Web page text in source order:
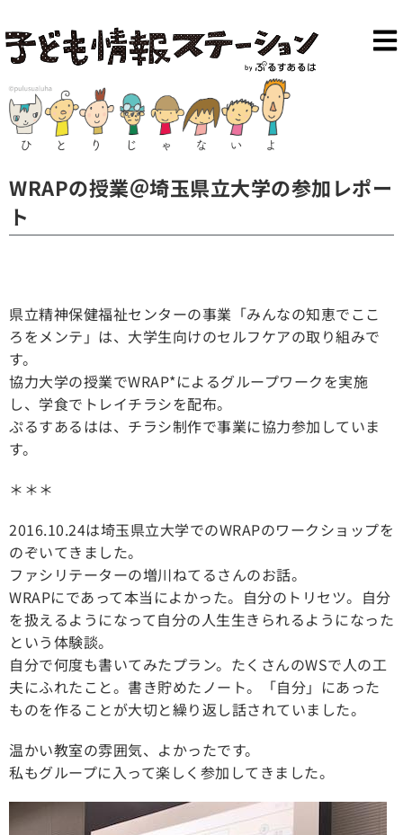
WRAPの授業＠埼玉県立大学の参加レポー
ト
県立精神保健福祉センターの事業「みんなの知恵でここ
ろをメンテ」は、大学生向けのセルフケアの取り組みで
す。
協力大学の授業でWRAP*によるグループワークを実施
し、学食でトレイチラシを配布。
ぷるすあるはは、チラシ制作で事業に協力参加していま
す。
＊＊＊
2016.10.24は埼玉県立大学でのWRAPのワークショップを
のぞいてきました。
ファシリテーターの増川ねてるさんのお話。
WRAPにであって本当によかった。自分のトリセツ。自分
を扱えるようになって自分の人生生きられるようになった
という体験談。
自分で何度も書いてみたプラン。たくさんのWSで人の工
夫にふれたこと。書き貯めたノート。「自分」にあった
ものを作ることが大切と繰り返し話されていました。
温かい教室の雰囲気、よかったです。
私もグループに入って楽しく参加してきました。